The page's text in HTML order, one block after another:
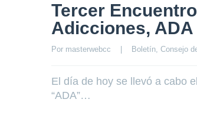
Tercer
Adicciones, ADA
Por masterwebcc Boletín, Consejo
El día de hoy se llevó a cabo
“ADA”…